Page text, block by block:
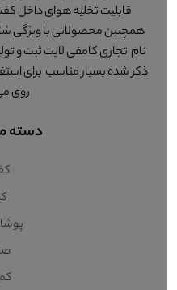
قابلیت تخلیه هوای داخل
همچنین محصولاتی با ویژگی
نام تجاری کامفی لایت ثبت و
ذکر شده بسیار مناسب برای
روی
دسته